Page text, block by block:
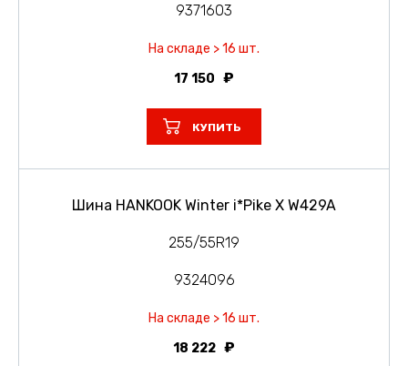
9371603
На складе > 16 шт.
17 150
КУПИТЬ
Шина HANKOOK Winter i*Pike X W429A
255/55R19
9324096
На складе > 16 шт.
18 222